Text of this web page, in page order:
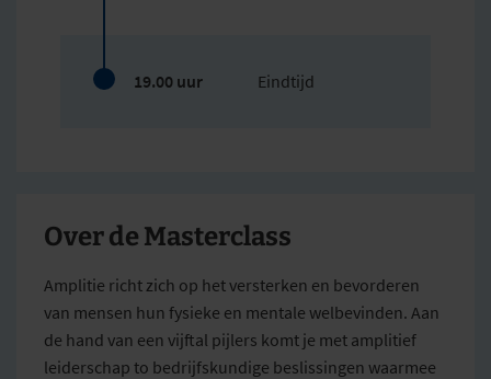
19.00 uur Eindtijd
Over de Masterclass
Amplitie richt zich op het versterken en bevorderen
van mensen hun fysieke en mentale welbevinden. Aan
de hand van een vijftal pijlers komt je met amplitief
leiderschap to bedrijfskundige beslissingen waarmee